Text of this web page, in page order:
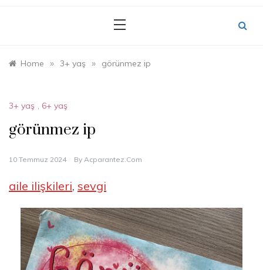
Home » 3+ yaş » görünmez ip
3+ yaş , 6+ yaş
görünmez ip
10 Temmuz 2024 By Acparantez.com
aile ilişkileri, sevgi